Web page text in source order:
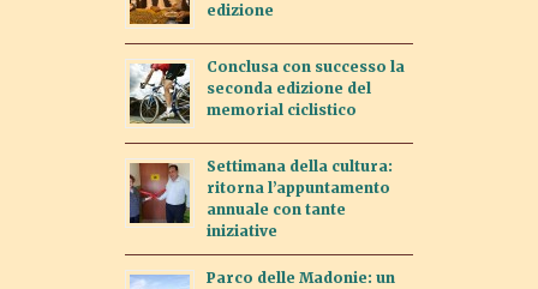
edizione
Conclusa con successo la
seconda edizione del
memorial ciclistico
Settimana della cultura:
ritorna l’appuntamento
annuale con tante
iniziative
Parco delle Madonie: un